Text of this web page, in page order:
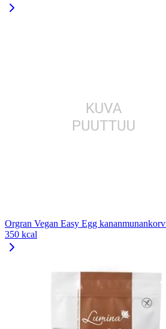
Orgran Vegan Easy Egg
350 kcal